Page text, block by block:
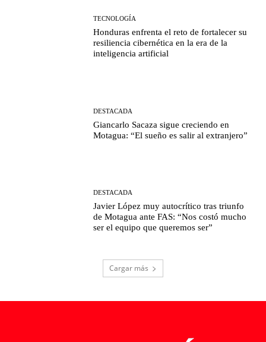
TECNOLOGÍA
Honduras enfrenta el reto de fortalecer su
resiliencia cibernética en la era de la
inteligencia artificial
DESTACADA
Giancarlo Sacaza sigue creciendo en
Motagua: “El sueño es salir al extranjero”
DESTACADA
Javier López muy autocrítico tras triunfo
de Motagua ante FAS: “Nos costó mucho
ser el equipo que queremos ser”
Cargar más